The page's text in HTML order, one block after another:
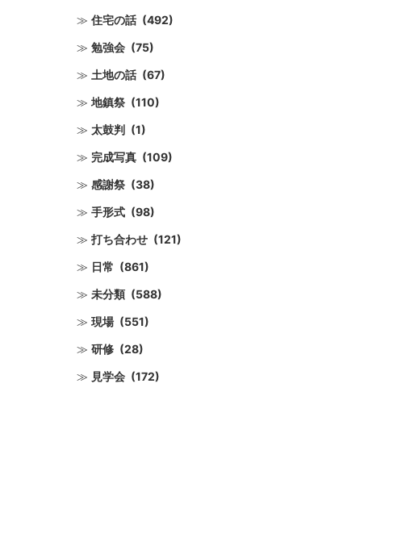
住宅の話 (492)
勉強会 (75)
土地の話 (67)
地鎮祭 (110)
太鼓判 (1)
完成写真 (109)
感謝祭 (38)
手形式 (98)
打ち合わせ (121)
日常 (861)
未分類 (588)
現場 (551)
研修 (28)
見学会 (172)